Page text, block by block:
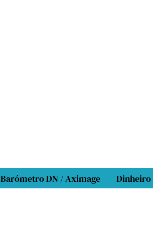
Barómetro DN / Aximage Dinheiro